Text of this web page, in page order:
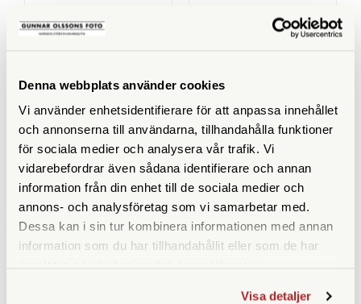
Denna webbplats använder cookies
Vi använder enhetsidentifierare för att anpassa innehållet
och annonserna till användarna, tillhandahålla funktioner
för sociala medier och analysera vår trafik. Vi
vidarebefordrar även sådana identifierare och annan
information från din enhet till de sociala medier och
annons- och analysföretag som vi samarbetar med.
Dessa kan i sin tur kombinera informationen med annan
information som du har tillhandahållit eller som de har
Visa detaljer
KÖP LÄS MER
SPECIFIKATIONER
Förstoring 10
Frontlinsdiameter (mm)
Utträdespupill (mm) 4,2